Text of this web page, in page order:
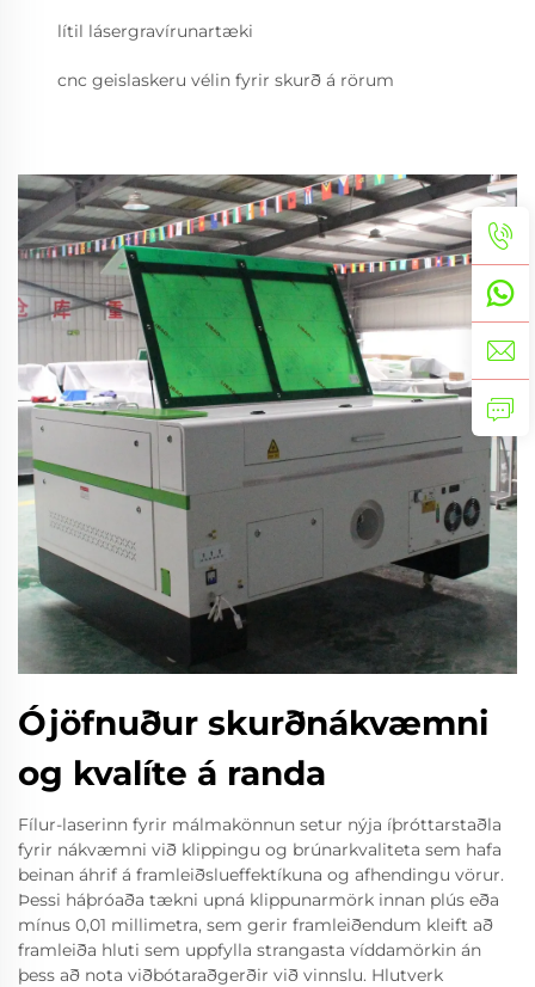
lítil lásergravírunartæki
cnc geislaskeru vélin fyrir skurð á rörum
Ójöfnuður skurðnákvæmni
og kvalíte á randa
Fílur-laserinn fyrir málmakönnun setur nýja íþróttarstaðla
fyrir nákvæmni við klippingu og brúnarkvaliteta sem hafa
beinan áhrif á framleiðslueffektíkuna og afhendingu vörur.
Þessi háþróaða tækni upná klippunarmörk innan plús eða
mínus 0,01 millimetra, sem gerir framleiðendum kleift að
framleiða hluti sem uppfylla strangasta víddamörkin án
þess að nota viðbótaraðgerðir við vinnslu. Hlutverk